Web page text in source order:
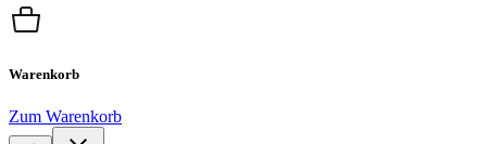
Warenkorb
Zum Warenkorb